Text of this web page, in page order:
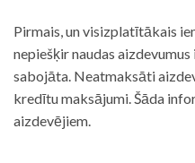
Pirmais, un visizplatītākais
nepiešķir naudas
sabojāta. Neatmaksāti
kredītu maksājumi. Šāda
aizdevējiem.